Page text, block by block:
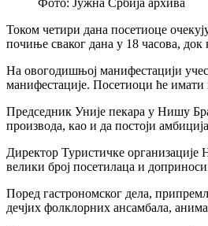
Током четири дана посетиоце
почиње сваког дана у 18 часова, док
На овогодишњој манифестацији
манифестације. Посетиоци ће имати
Председник Уније пекара у Нишу
производа, као и да постоји
Директор Туристичке организације
велики број посетилаца и
Поред гастрономског дела,
дечјих фолклорних ансамбала,